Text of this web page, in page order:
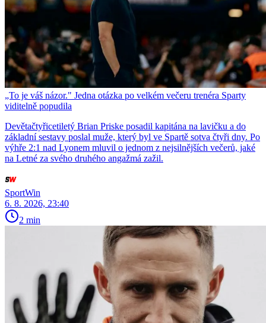
„To je váš názor." Jedna otázka po velkém večeru trenéra Sparty
viditelně popudila
Devětačtyřicetiletý Brian Priske posadil kapitána na lavičku a do
základní sestavy poslal muže, který byl ve Spartě sotva čtyři dny. Po
výhře 2:1 nad Lyonem mluvil o jednom z nejsilnějších večerů, jaké
na Letné za svého druhého angažmá zažil.
SportWin
6. 8. 2026, 23:40
2 min